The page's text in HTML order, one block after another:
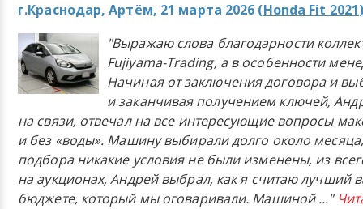
г.Краснодар, Артём, 21 марта 2026 (Honda Fit 2021
"Выражаю слова благодарности
Fujiyama-Trading, а в особенности
Начиная от заключения договора и
и заканчивая получением ключей,
на связи, отвечал на все интересующие вопросы
и без «воды». Машину выбирали долго около
подбора никакие условия не были изменены, из
на аукционах, Андрей выбрал, как я считаю лучший
бюджете, который мы оговаривали. Машиной..."